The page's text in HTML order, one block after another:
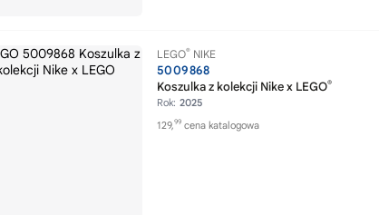
LEGO® NIKE
5009868
Koszulka z kolekcji Nike x LEGO®
Rok: 2025
129,99 cena katalogowa